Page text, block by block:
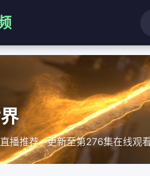
播推荐 · 更新至208集在线观看